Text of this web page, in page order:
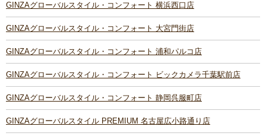
GINZAグローバルスタイル・コンフォート 横浜西口店
GINZAグローバルスタイル・コンフォート 大宮門街店
GINZAグローバルスタイル・コンフォート 浦和パルコ店
GINZAグローバルスタイル・コンフォート ビックカメラ千葉駅前店
GINZAグローバルスタイル・コンフォート 静岡呉服町店
GINZAグローバルスタイル PREMIUM 名古屋広小路通り店